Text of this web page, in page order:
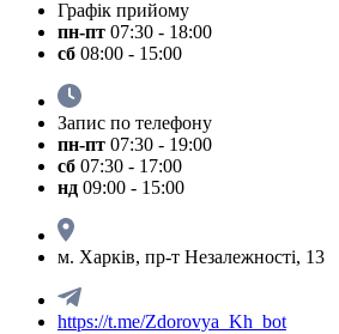
Графік прийому
пн-пт 07:30 - 18:00
сб 08:00 - 15:00
Запис по телефону
пн-пт 07:30 - 19:00
сб 07:30 - 17:00
нд 09:00 - 15:00
м. Харків, пр-т Незалежності, 13
https://t.me/Zdorovya_Kh_bot